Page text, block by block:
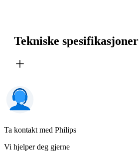
Tekniske spesifikasjoner
Ta kontakt med Philips
Vi hjelper deg gjerne